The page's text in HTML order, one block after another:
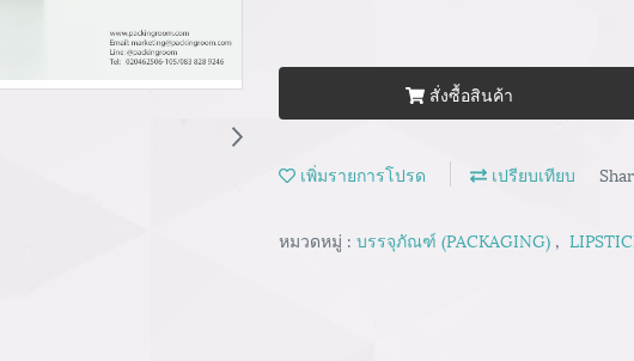
สั่งซื้อสินค้า
เพิ่มรายการโปรด เปรียบเทียบ
หมวดหมู่ : บรรจุภัณฑ์ (PACKAGING) ,